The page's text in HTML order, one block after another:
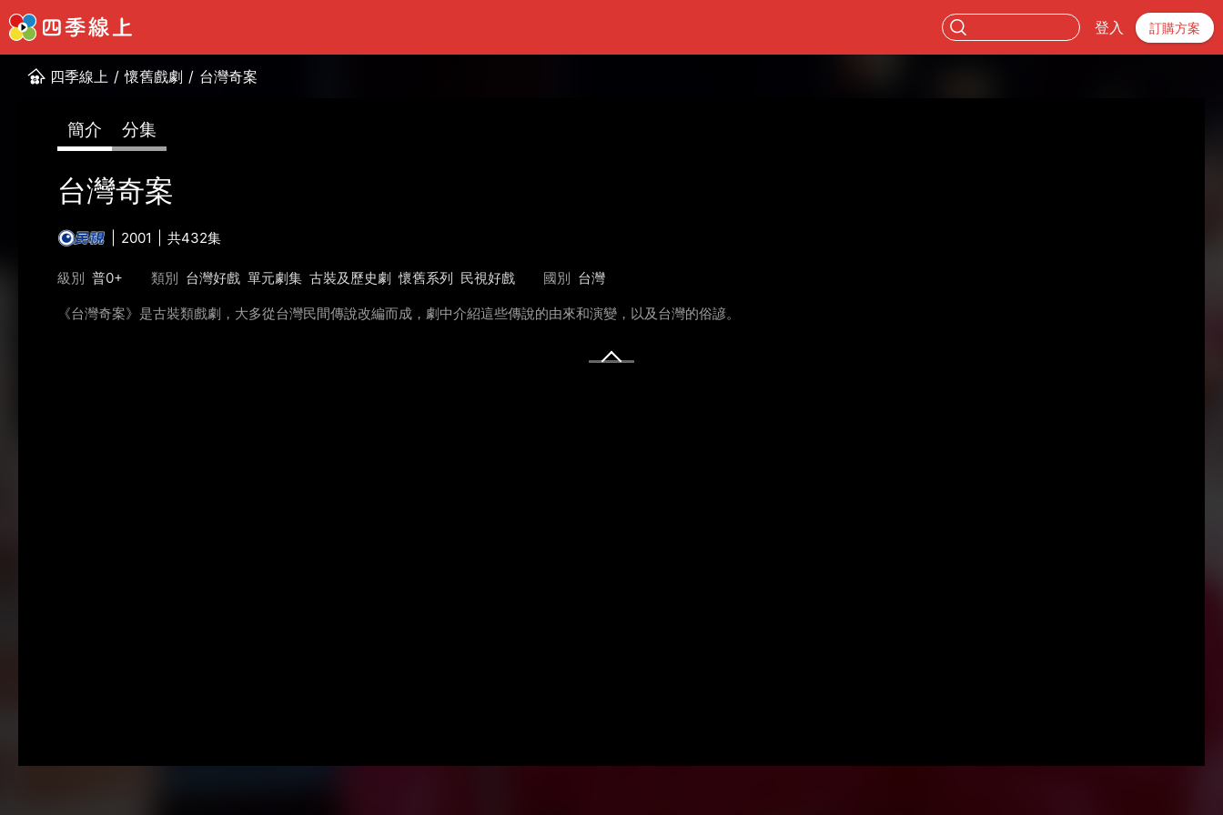
登入 訂購方案
四季線上 / 懷舊戲劇 / 台灣奇案
簡介 分集
台灣奇案
2001 共432集
級別 普0+ 類別 台灣好戲 單元劇集 古裝及歷史劇 懷舊系列 民視好戲 國別 台灣
《台灣奇案》是古裝類戲劇，大多從台灣民間傳說改編而成，劇中介紹這些傳說的由來和演變，以及台灣的俗諺。